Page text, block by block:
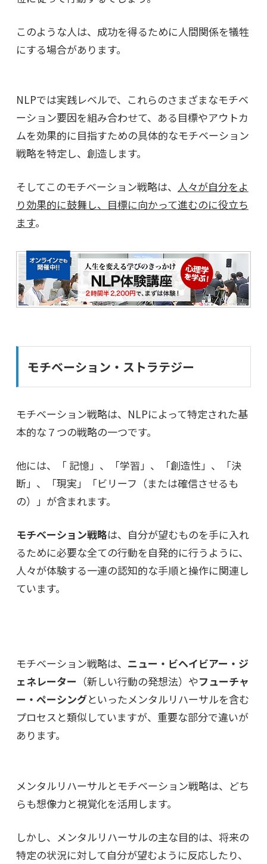
このような人は、成功を得るために人間関係を犠牲
にする場合があります。
NLPでは実践レベルで、これらのさまざまなモチベ
ーション要因を組み合わせて、ある目標やアウトカ
ムを効果的に目指すための具体的なモチベーション
戦略を特定し、創造します。
そしてこのモチベーション戦略は、 人々が自分をよ
り効果的に鼓舞し、目標に向かって進むのに役立ち
ます。
モチベーション・ストラテジー
モチベーション戦略は、NLPによって特定された基
本的な７つの戦略の一つです。
他には、「 記憶」、「学習」、「創造性」、「決
断」、「現実」「ビリーフ（または確信させるも
の）」が含まれます。
モチベーション戦略は、自分が望むものを手に入れ
るために必要な全ての行動を自発的に行うように、
人々が体験する一連の認知的な手順と操作に関連し
ています。
モチベーション戦略は、 ニュー・ビヘイビアー・ジ
ェネレーター （新しい行動の発想法）やフューチャ
ー・ペーシングといったメンタルリハーサルを含む
プロセスと類似していますが、重要な部分で違いが
あります。
メンタルリハーサルとモチベーション戦略は、どち
らも想像力と視覚化を活用します。
しかし、メンタルリハーサルの主な目的は、将来の
特定の状況に対して自分が望むように反応したり、